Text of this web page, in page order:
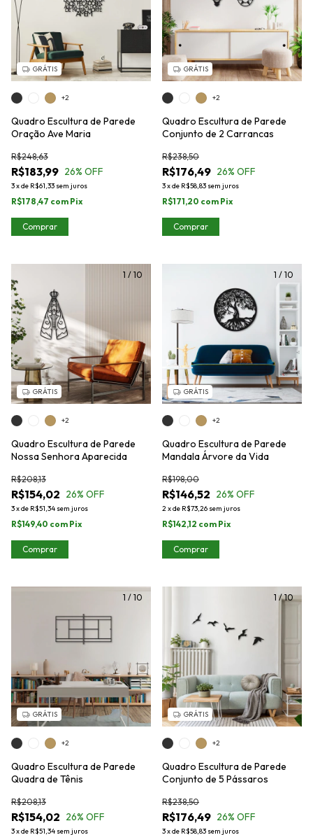
GRÁTIS
Quadro Escultura de Parede
Oração Ave Maria
R$183,99
R$248,63
26% OFF
3xde R$61,33 sem juros
R$178,47 com Pix
+2
Comprar
GRÁTIS
Quadro Escultura de Parede
Conjunto de 2 Carrancas
R$176,49
R$238,50
26% OFF
3xde R$58,83 sem juros
R$171,20 com Pix
+2
Comprar
1 / 10
GRÁTIS
Quadro Escultura de Parede
Nossa Senhora Aparecida
R$154,02
R$208,13
26% OFF
3xde R$51,34 sem juros
R$149,40 com Pix
+2
Comprar
1 / 10
GRÁTIS
Quadro Escultura de Parede
Mandala Árvore da Vida
R$146,52
R$198,00
26% OFF
2xde R$73,26 sem juros
R$142,12 com Pix
+2
Comprar
1 / 10
GRÁTIS
Quadro Escultura de Parede
Quadra de Tênis
R$154,02
R$208,13
26% OFF
3xde R$51,34 sem juros
+2
1 /10
GRÁTIS
Quadro Escultura de Parede
Conjunto de 5 Pássaros
R$176,49
R$238,50
26% OFF
3xde R$58,83 sem juros
+2